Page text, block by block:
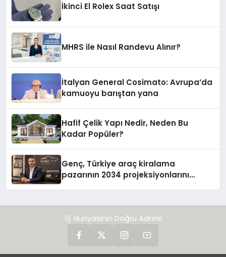
İkinci El Rolex Saat Satışı
MHRS ile Nasıl Randevu Alınır?
İtalyan General Cosimato: Avrupa’da
kamuoyu barıştan yana
Hafif Çelik Yapı Nedir, Neden Bu
Kadar Popüler?
Genç, Türkiye araç kiralama
pazarının 2034 projeksiyonlarını
İŞ dünyasının Doğru Adresi